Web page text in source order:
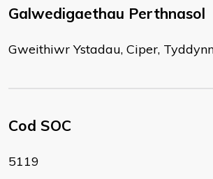
Galwedigaethau Perthnasol
Gweithiwr Ystadau, Ciper,
Cod SOC
5119